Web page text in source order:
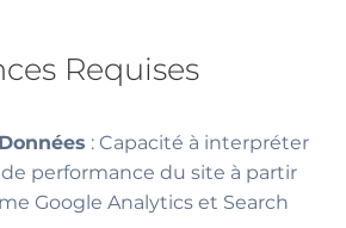
Requises
: Capacité à interpréter
performance du site à partir
Google Analytics et Search